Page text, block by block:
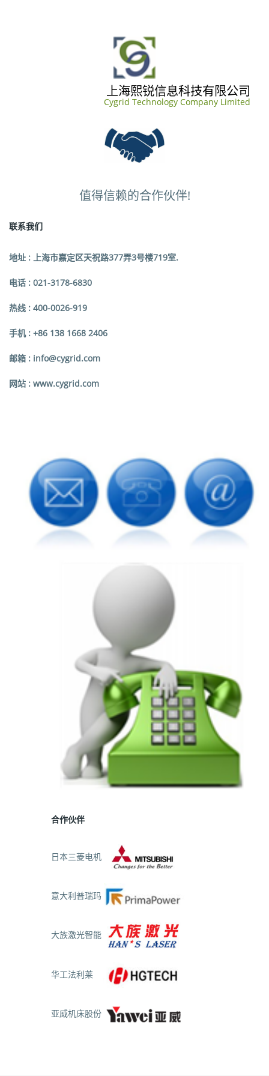
上海熙锐信息科技有限公司
Cygrid Technology Company Limited
值得信赖的合作伙伴!
联系我们
地址 : 上海市嘉定区天祝路377弄3号楼719室.
电话 : 021-3178-6830
热线 : 400-0026-919
手机 : +86 138 1668 2406
邮箱 : info@cygrid.com
网站 : www.cygrid.com
合作伙伴
日本三菱电机
意大利普瑞玛
大族激光智能
华工法利莱
亚威机床股份